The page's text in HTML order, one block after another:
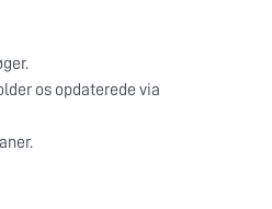
os opdaterede via